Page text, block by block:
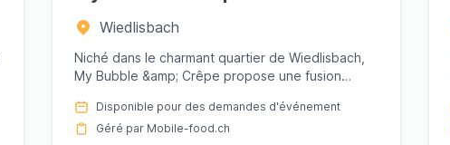
Wiedlisbach
Niché dans le charmant quartier de Wiedlisbach,
My Bubble &amp; Crêpe propose une fusion
Disponible pour des demandes d'événement
Géré par Mobile-food.ch